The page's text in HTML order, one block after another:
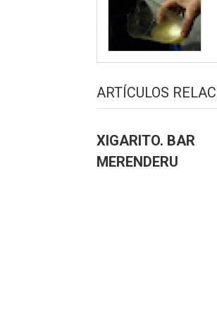
ARTÍCULOS
XIGARITO. BAR
MERENDERU